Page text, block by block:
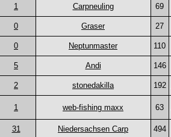
1 Carpneuling 69
0 Graser 27
0 Neptunmaster 110
5 Andi 146
2 stonedakilla 192
1 web-fishing maxx 63
31 Niedersachsen Carp 494